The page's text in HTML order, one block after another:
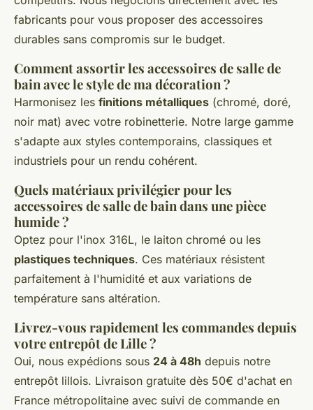
fabricants pour vous proposer des accessoires
durables sans compromis sur le budget.
Comment assortir les accessoires de salle de
bain avec le style de ma décoration ?
Harmonisez les finitions métalliques (chromé, doré,
noir mat) avec votre robinetterie. Notre large gamme
s'adapte aux styles contemporains, classiques et
industriels pour un rendu cohérent.
Quels matériaux privilégier pour les
accessoires de salle de bain dans une pièce
humide ?
Optez pour l'inox 316L, le laiton chromé ou les
plastiques techniques. Ces matériaux résistent
parfaitement à l'humidité et aux variations de
température sans altération.
Livrez-vous rapidement les commandes depuis
votre entrepôt de Lille ?
Oui, nous expédions sous 24 à 48h depuis notre
entrepôt lillois. Livraison gratuite dès 50€ d'achat en
France métropolitaine avec suivi de commande en